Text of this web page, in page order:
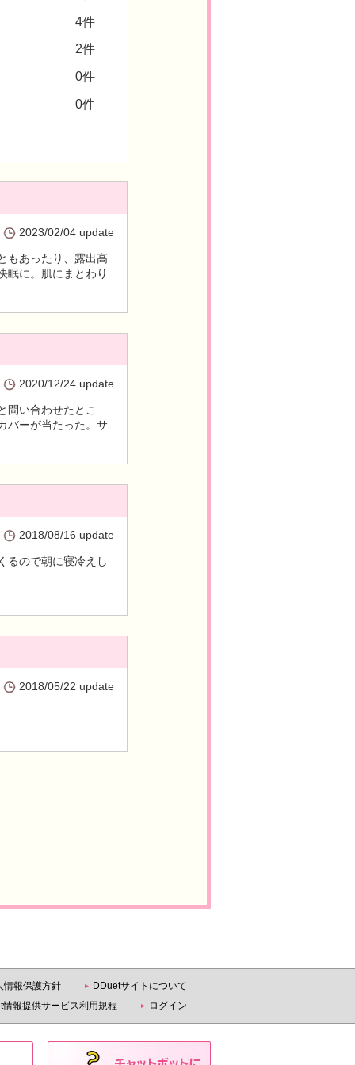
4件
2件
0件
0件
2023/02/04 update
もあったり、露出高
眠に。肌にまとわり
2020/12/24 update
問い合わせたとこ
バーが当たった。サ
2018/08/16 update
るので朝に寝冷えし
2018/05/22 update
情報保護方針
DDuetサイトについて
情報提供サービス利用規程
ログイン